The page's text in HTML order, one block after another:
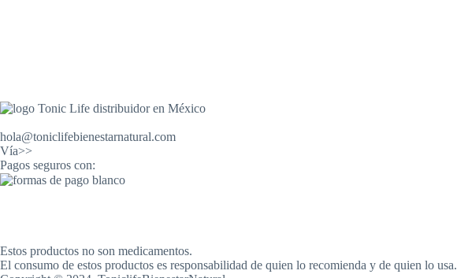
hola@toniclifebienestarnatural.com
Vía>>
Pagos seguros con:
Estos productos no son medicamentos.
El consumo de estos productos es responsabilidad de quien lo recomienda y de quien lo usa.